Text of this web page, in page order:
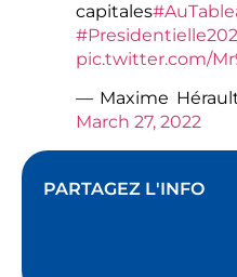
capitales
pic.twitter.com/
— Maxime
March 27, 2022
PARTAGEZ L'INFO